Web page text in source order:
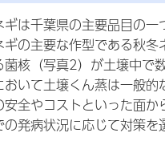
ギは千葉県の主要品目の
ギの主要な作型である秋
菌核（写真2）が土壌中で
おいて土壌くん蒸は一般
安全やコストといった面
の発病状況に応じて対策を